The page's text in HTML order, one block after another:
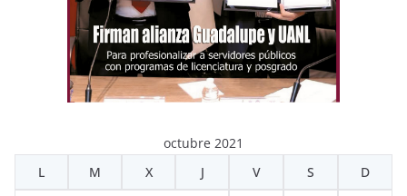
octubre 2021
L
M X J V S D